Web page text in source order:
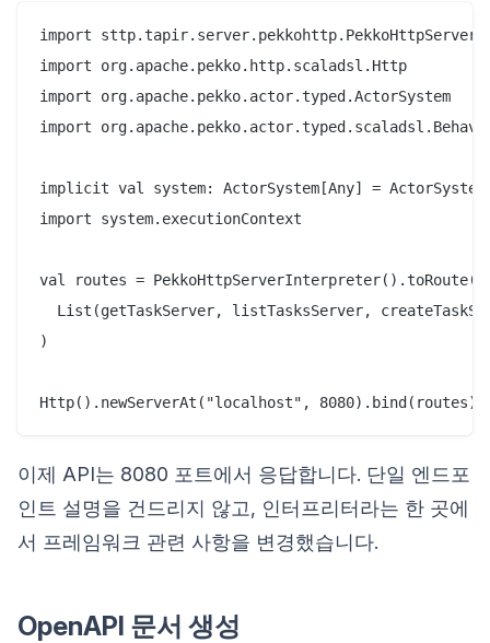
import
import org.apache.pekko.http.scaladsl.Http
import org.apache.pekko.actor.typed.ActorSystem
import
implicit val system: ActorSystem[Any] =
import system.executionContext
val routes = PekkoHttpServerInterpreter().toRoute(
List(getTaskServer, listTasksServer,
)
이제 API는 8080 포트에서 응답합니다. 단일 엔드포
인트 설명을 건드리지 않고, 인터프리터라는 한 곳에
서 프레임워크 관련 사항을 변경했습니다.
OpenAPI 문서 생성